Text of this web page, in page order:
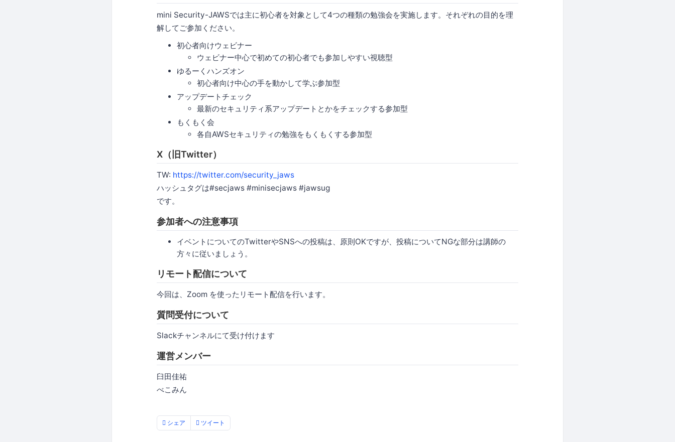
mini Security-JAWSでは主に初心者を対象として4つの種類の勉強会を実施します。それぞれの目的を理
解してご参加ください。
初心者向けウェビナー
ウェビナー中心で初めての初心者でも参加しやすい視聴型
ゆるーくハンズオン
初心者向け中心の手を動かして学ぶ参加型
アップデートチェック
最新のセキュリティ系アップデートとかをチェックする参加型
もくもく会
各自AWSセキュリティの勉強をもくもくする参加型
X（旧Twitter）
TW: https://twitter.com/security_jaws
ハッシュタグは#secjaws #minisecjaws #jawsug
です。
参加者への注意事項
イベントについてのTwitterやSNSへの投稿は、原則OKですが、投稿についてNGな部分は講師の
方々に従いましょう。
リモート配信について
今回は、Zoom を使ったリモート配信を行います。
質問受付について
Slackチャンネルにて受け付けます
運営メンバー
臼田佳祐
べこみん
シェア ツイート